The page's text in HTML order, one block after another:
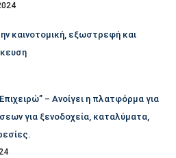
καινοτομική, εξωστρεφή και
– Ανοίγει η πλατφόρμα για
για ξενοδοχεία, καταλύματα,